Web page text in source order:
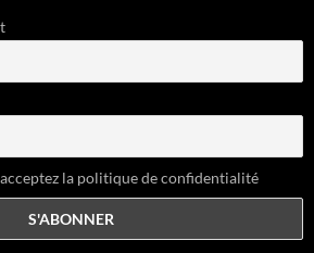
la politique de confidentialité